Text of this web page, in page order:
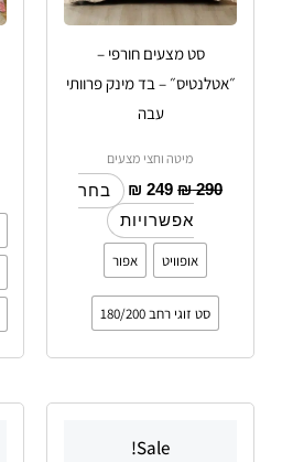
סט מצעים חורפי –
״אטלנטיס״ – בד מינק פרוותי
עבה
מיטה וחצי מצעים
₪290
₪ 249
בחר
אפשרויות
בעמוד
המוצר
אופוויט אפור
סט זוגי רחב 180/200
Sale!